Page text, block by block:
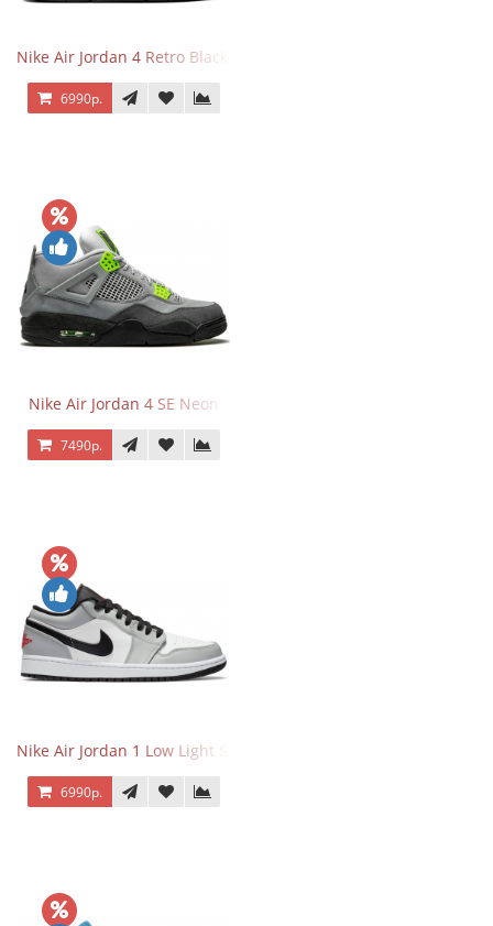
Nike Air Jordan 4 Retro Black Cat
6990р.
Nike Air Jordan 4 SE Neon
7490р.
Nike Air Jordan 1 Low Light Smoke Grey
6990р.